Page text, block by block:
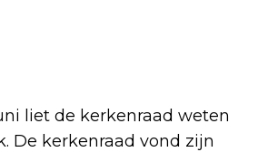
liet de kerkenraad weten
De kerkenraad vond zijn